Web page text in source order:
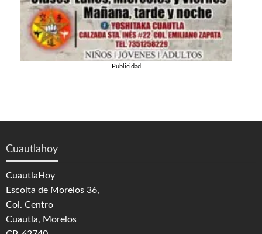
Publicidad
Cuautlahoy
CuautlaHoy
Escolta de Morelos 36,
Col. Centro
Cuautla, Morelos